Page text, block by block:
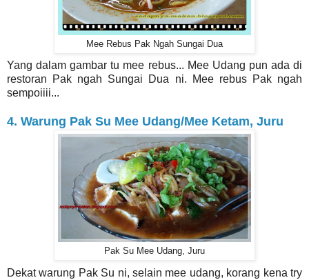
Mee Rebus Pak Ngah Sungai Dua
Yang dalam gambar tu mee rebus... Mee Udang pun ada di
restoran Pak ngah Sungai Dua ni. Mee rebus Pak ngah
sempoiiii...
4. Warung Pak Su Mee Udang/Mee Ketam, Juru
Pak Su Mee Udang, Juru
Dekat warung Pak Su ni, selain mee udang, korang kena try